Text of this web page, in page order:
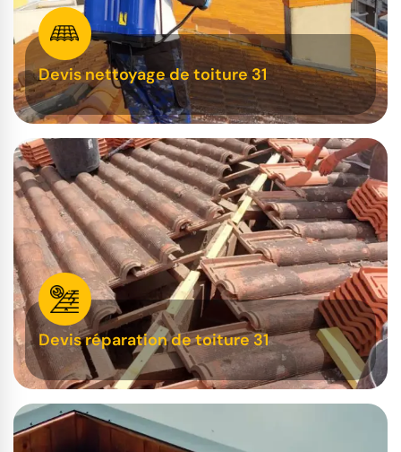
Devis nettoyage de toiture 31
Devis réparation de toiture 31